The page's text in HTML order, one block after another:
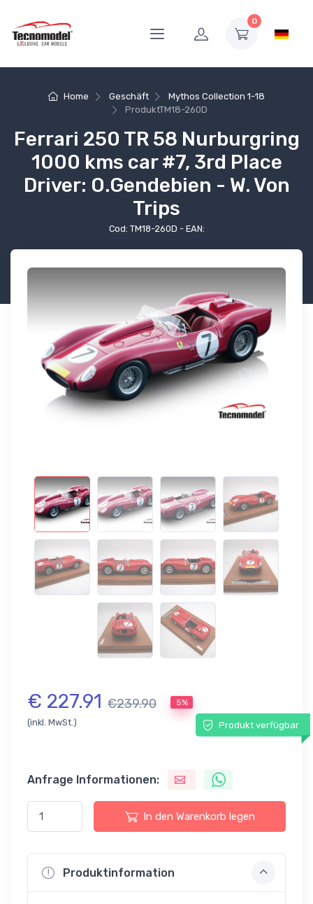
0
Home Geschäft
Mythos Collection 1-18
ProduktTM18-260D
Ferrari 250 TR 58 Nurburgring
1000 kms car #7, 3rd Place
Driver: O.Gendebien - W. Von
Trips
Cod: TM18-260D - EAN:
€ 227.91 €239.90 5%
(inkl. MwSt.) Produkt verfügbar
Anfrage Informationen:
In den Warenkorb legen
Produktinformation